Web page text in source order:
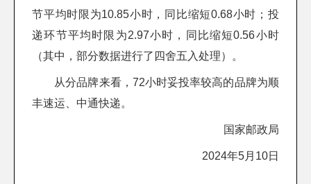
节平均时限为10.85小时，同比缩短0.68小时；投
递环节平均时限为2.97小时，同比缩短0.56小时
（其中，部分数据进行了四舍五入处理）。
从分品牌来看，72小时妥投率较高的品牌为顺
丰速运、中通快递。
国家邮政局
2024年5月10日